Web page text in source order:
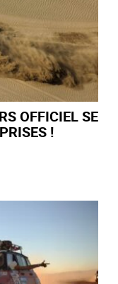
OFFICIEL SE
!